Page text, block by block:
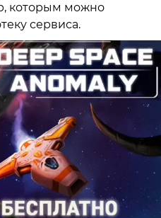
которым можно
сервиса.